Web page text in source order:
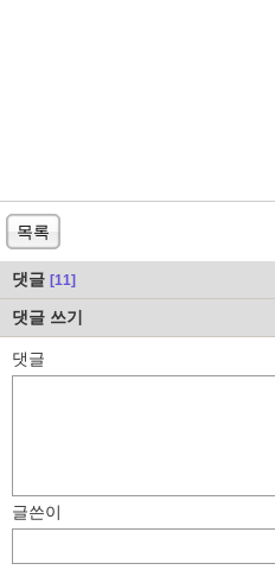
목록
댓글 [11]
댓글 쓰기
댓글
글쓴이